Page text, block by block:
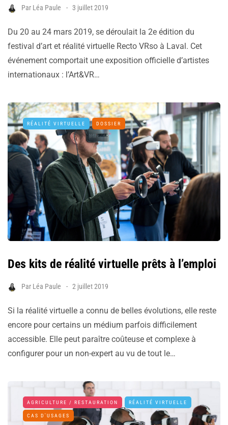
Par Léa Paule 3 juillet 2019
Du 20 au 24 mars 2019, se déroulait la 2e édition du
festival d’art et réalité virtuelle Recto VRso à Laval. Cet
événement comportait une exposition officielle d’artistes
internationaux : l’Art&VR…
RÉALITÉ VIRTUELLE DOSSIER
Des kits de réalité virtuelle prêts à l’emploi
Par Léa Paule 2 juillet 2019
Si la réalité virtuelle a connu de belles évolutions, elle reste
encore pour certains un médium parfois difficilement
accessible. Elle peut paraître coûteuse et complexe à
configurer pour un non-expert au vu de tout le…
AGRICULTURE / RESTAURATION RÉALITÉ VIRTUELLE
CAS D'USAGES